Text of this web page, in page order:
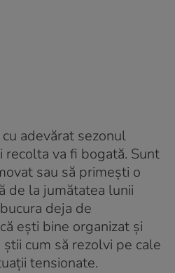
adevărat sezonul
va fi bogată. Sunt
sau să primești o
de la jumătatea lunii
deja de
ești bine organizat și
cum să rezolvi pe cale
tensionate.